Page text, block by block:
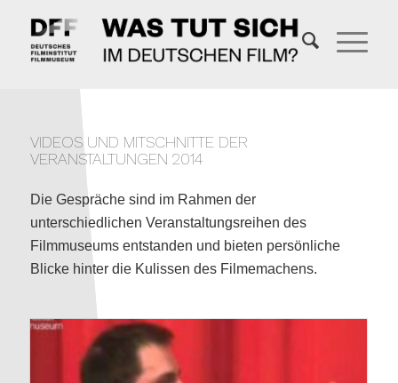
VIDEOS UND MITSCHNITTE DER
VERANSTALTUNGEN 2014
Die Gespräche sind im Rahmen der
unterschiedlichen Veranstaltungsreihen des
Filmmuseums entstanden und bieten persönliche
Blicke hinter die Kulissen des Filmemachens.